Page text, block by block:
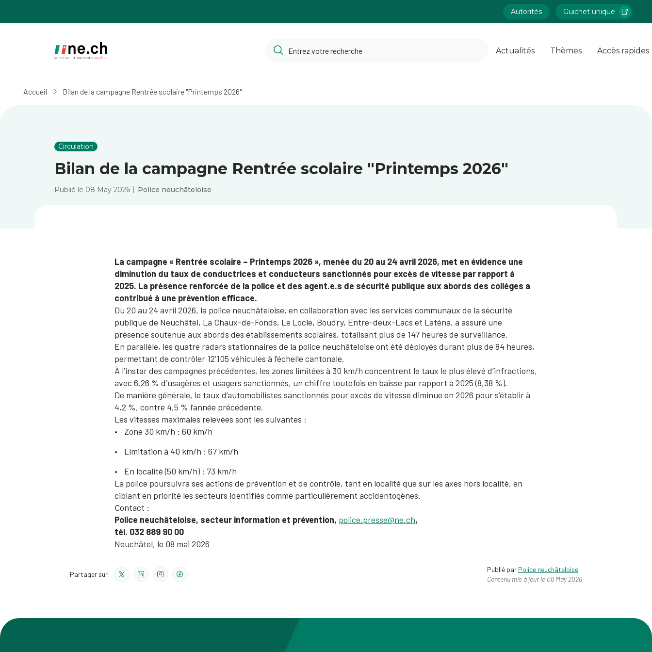
Autorités Guichet unique
Actualités Thèmes Accès rapides
Accueil Bilan de la campagne Rentrée scolaire "Printemps 2026"
Circulation
Bilan de la campagne Rentrée scolaire "Printemps 2026"
Publié le 08 May 2026 Police neuchâteloise
La campagne « Rentrée scolaire – Printemps 2026 », menée du 20 au 24 avril 2026, met en évidence une
diminution du taux de conductrices et conducteurs sanctionnés pour excès de vitesse par rapport à
2025. La présence renforcée de la police et des agent.e.s de sécurité publique aux abords des collèges a
contribué à une prévention efficace.
Du 20 au 24 avril 2026, la police neuchâteloise, en collaboration avec les services communaux de la sécurité
publique de Neuchâtel, La Chaux-de-Fonds, Le Locle, Boudry, Entre-deux-Lacs et Laténa, a assuré une
présence soutenue aux abords des établissements scolaires, totalisant plus de 147 heures de surveillance.
En parallèle, les quatre radars stationnaires de la police neuchâteloise ont été déployés durant plus de 84 heures,
permettant de contrôler 12’105 véhicules à l’échelle cantonale.
À l’instar des campagnes précédentes, les zones limitées à 30 km/h concentrent le taux le plus élevé d’infractions,
avec 6,26 % d’usagères et usagers sanctionnés, un chiffre toutefois en baisse par rapport à 2025 (8,38 %).
De manière générale, le taux d’automobilistes sanctionnés pour excès de vitesse diminue en 2026 pour s’établir à
4,2 %, contre 4,5 % l’année précédente.
Les vitesses maximales relevées sont les suivantes :
Zone 30 km/h : 60 km/h
Limitation à 40 km/h : 67 km/h
En localité (50 km/h) : 73 km/h
La police poursuivra ses actions de prévention et de contrôle, tant en localité que sur les axes hors localité, en
ciblant en priorité les secteurs identifiés comme particulièrement accidentogènes.
Contact :
Police neuchâteloise, secteur information et prévention, police.presse@ne.ch,
tél. 032 889 90 00
Neuchâtel, le 08 mai 2026
Partager sur:
Publié par Police neuchâteloise
Contenu mis à jour le 08 May 2026